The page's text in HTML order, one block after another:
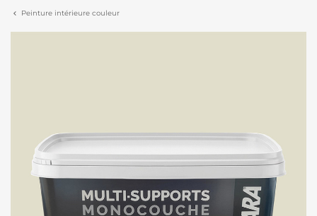
Peinture intérieure couleur